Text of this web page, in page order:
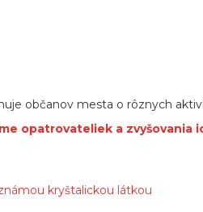
občanov mesta o rôznych
opatrovateliek a zvyšovania
kryštalickou látkou